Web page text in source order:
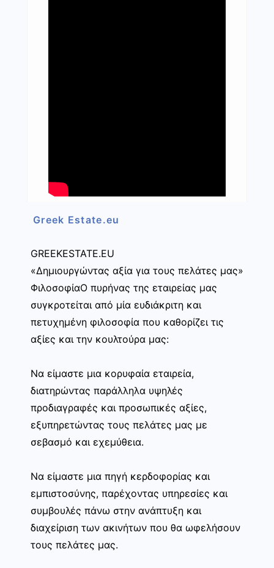
Greek Estate.eu
GREEKESTATE.EU
«Δημιουργώντας αξία για τους πελάτες μας»
ΦιλοσοφίαΟ πυρήνας της εταιρείας μας
συγκροτείται από μία ευδιάκριτη και
πετυχημένη φιλοσοφία που καθορίζει τις
αξίες και την κουλτούρα μας:
Να είμαστε μια κορυφαία εταιρεία,
διατηρώντας παράλληλα υψηλές
προδιαγραφές και προσωπικές αξίες,
εξυπηρετώντας τους πελάτες μας με
σεβασμό και εχεμύθεια.
Να είμαστε μια πηγή κερδοφορίας και
εμπιστοσύνης, παρέχοντας υπηρεσίες και
συμβουλές πάνω στην ανάπτυξη και
διαχείριση των ακινήτων που θα ωφελήσουν
τους πελάτες μας.